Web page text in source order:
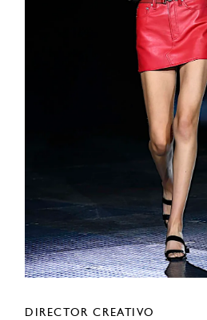
DIRECTOR CREATIVO